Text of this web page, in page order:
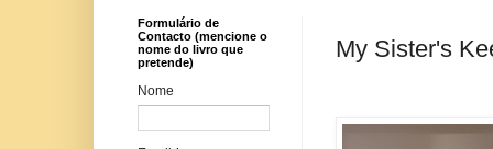
My Sister's
Formulário de
Contacto (mencione o
nome do livro que
pretende)
Nome